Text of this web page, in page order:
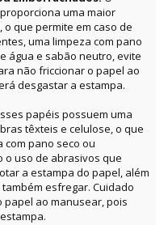
uma maior
que permite em caso de
uma limpeza com pano
água e sabão neutro, evite
não friccionar o papel ao
desgastar a estampa.
papéis possuem uma
têxteis e celulose, o que
com pano seco ou
o uso de abrasivos que
a estampa do papel, além
esfregar. Cuidado
ao manusear, pois